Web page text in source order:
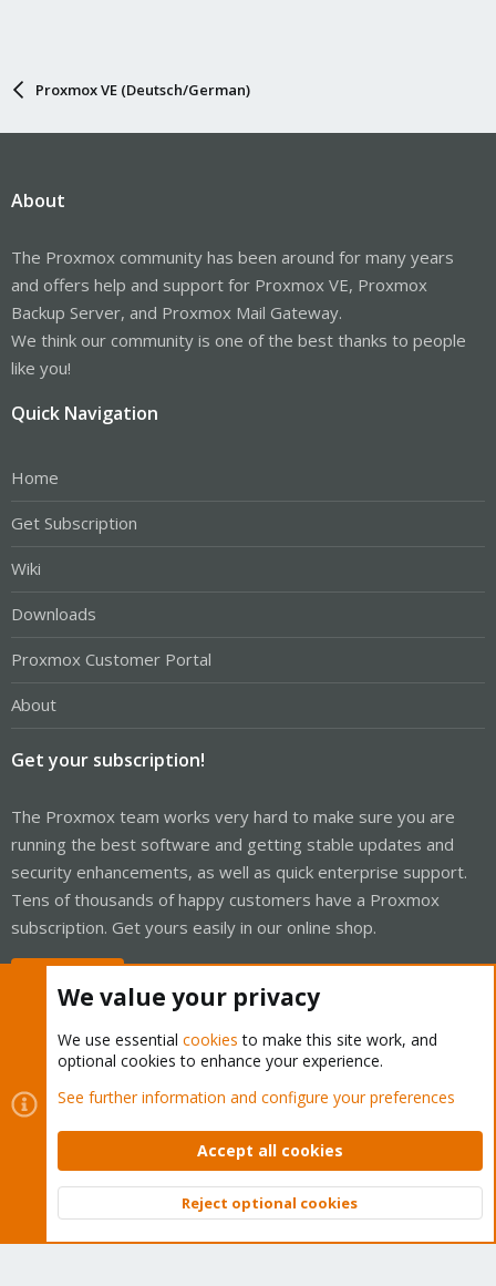
Proxmox VE (Deutsch/German)
About
The Proxmox community has been around for many years
and offers help and support for Proxmox VE, Proxmox
Backup Server, and Proxmox Mail Gateway.
We think our community is one of the best thanks to people
like you!
Quick Navigation
Home
Get Subscription
Wiki
Downloads
Proxmox Customer Portal
About
Get your subscription!
The Proxmox team works very hard to make sure you are
running the best software and getting stable updates and
security enhancements, as well as quick enterprise support.
Tens of thousands of happy customers have a Proxmox
subscription. Get yours easily in our online shop.
Cookies
Proxmox Support Forum - Light Mode
Contact us
Terms and rules Privacy policy Help Home
Community platform by XenForo © 2010-2026 XenForo Ltd.
Top
We value your privacy
We use essential cookies to make this site work, and
optional cookies to enhance your experience.
See further information and configure your preferences
Accept all cookies
Reject optional cookies